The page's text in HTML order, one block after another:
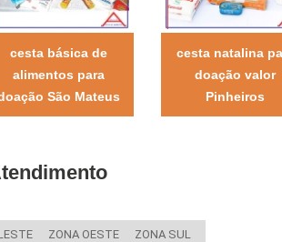
cesta básica de
alimentos para
São Mateus
cesta natalina
doação valor
Pinheiros
ZONA OESTE ZONA SUL